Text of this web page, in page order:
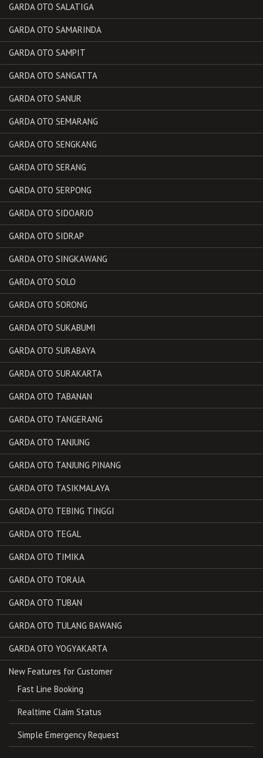
GARDA OTO SALATIGA
GARDA OTO SAMARINDA
GARDA OTO SAMPIT
GARDA OTO SANGATTA
GARDA OTO SANUR
GARDA OTO SEMARANG
GARDA OTO SENGKANG
GARDA OTO SERANG
GARDA OTO SERPONG
GARDA OTO SIDOARJO
GARDA OTO SIDRAP
GARDA OTO SINGKAWANG
GARDA OTO SOLO
GARDA OTO SORONG
GARDA OTO SUKABUMI
GARDA OTO SURABAYA
GARDA OTO SURAKARTA
GARDA OTO TABANAN
GARDA OTO TANGERANG
GARDA OTO TANJUNG
GARDA OTO TANJUNG PINANG
GARDA OTO TASIKMALAYA
GARDA OTO TEBING TINGGI
GARDA OTO TEGAL
GARDA OTO TIMIKA
GARDA OTO TORAJA
GARDA OTO TUBAN
GARDA OTO TULANG BAWANG
GARDA OTO YOGYAKARTA
New Features for Customer
Fast Line Booking
Realtime Claim Status
Simple Emergency Request